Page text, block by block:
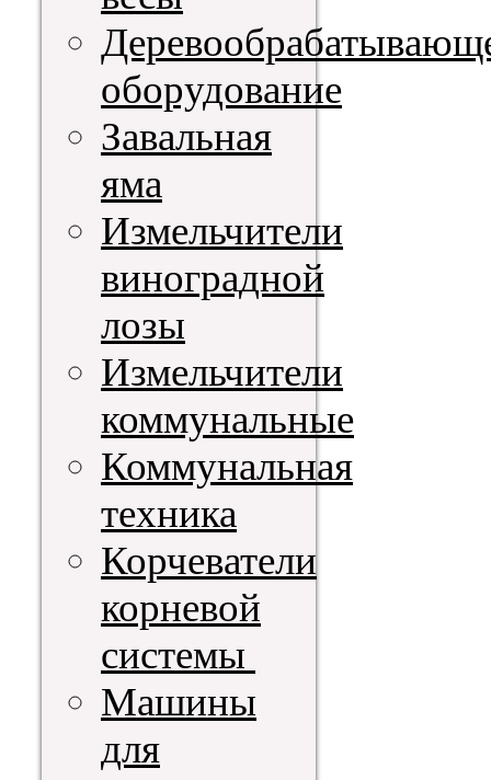
оборудование
Завальная
яма
Измельчители
виноградной
лозы
Измельчители
коммунальные
Коммунальная
техника
Корчеватели
корневой
системы
Машины
для